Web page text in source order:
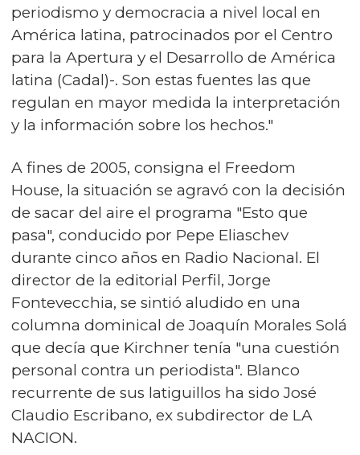
periodismo y democracia a nivel local en
América latina, patrocinados por el Centro
para la Apertura y el Desarrollo de América
latina (Cadal)-. Son estas fuentes las que
regulan en mayor medida la interpretación
y la información sobre los hechos."
A fines de 2005, consigna el Freedom
House, la situación se agravó con la decisión
de sacar del aire el programa "Esto que
pasa", conducido por Pepe Eliaschev
durante cinco años en Radio Nacional. El
director de la editorial Perfil, Jorge
Fontevecchia, se sintió aludido en una
columna dominical de Joaquín Morales Solá
que decía que Kirchner tenía "una cuestión
personal contra un periodista". Blanco
recurrente de sus latiguillos ha sido José
Claudio Escribano, ex subdirector de LA
NACION.